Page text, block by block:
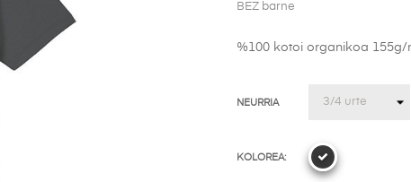
BEZ barne
%100 kotoi organikoa 155g/
NEURRIA
KOLOREA: